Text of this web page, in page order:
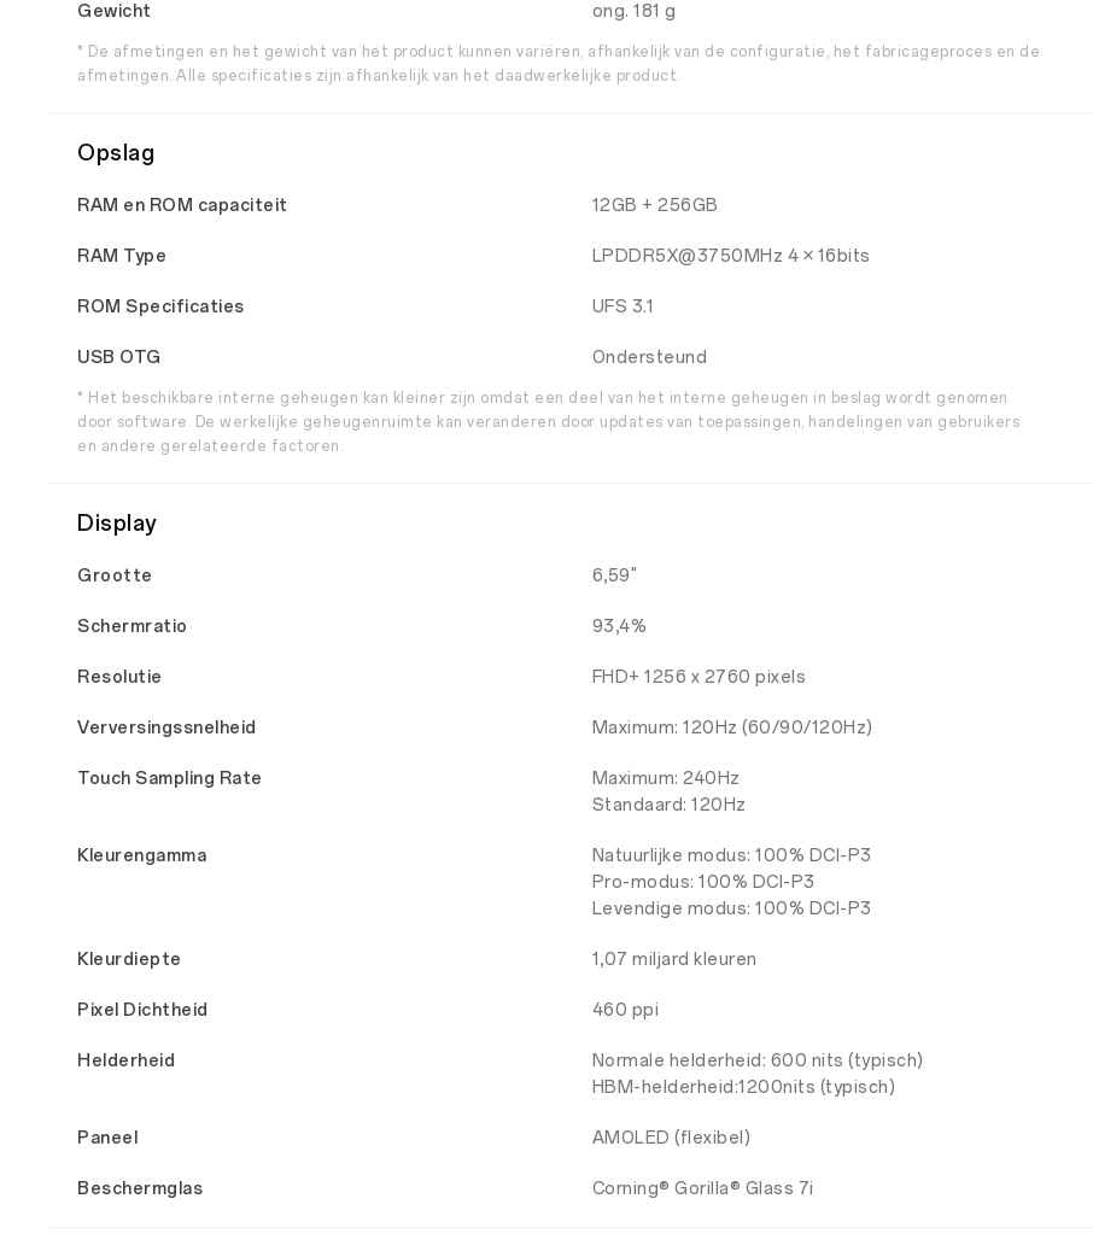
Gewicht ong. 181 g
* De afmetingen en het gewicht van het product kunnen variëren, afhankelijk van de configuratie, het fabricageproces en de
afmetingen. Alle specificaties zijn afhankelijk van het daadwerkelijke product.
Opslag
RAM en ROM capaciteit 12GB + 256GB
RAM Type LPDDR5X@3750MHz 4 × 16bits
ROM Specificaties UFS 3.1
USB OTG Ondersteund
* Het beschikbare interne geheugen kan kleiner zijn omdat een deel van het interne geheugen in beslag wordt genomen
door software. De werkelijke geheugenruimte kan veranderen door updates van toepassingen, handelingen van gebruikers
en andere gerelateerde factoren.
Display
Grootte 6,59"
Schermratio 93,4%
Resolutie FHD+ 1256 x 2760 pixels
Verversingssnelheid Maximum: 120Hz (60/90/120Hz)
Touch Sampling Rate
Maximum: 240Hz
Standaard: 120Hz
Kleurengamma
Natuurlijke modus: 100% DCI-P3
Pro-modus: 100% DCI-P3
Levendige modus: 100% DCI-P3
Kleurdiepte 1,07 miljard kleuren
Pixel Dichtheid 460 ppi
Helderheid
Normale helderheid: 600 nits (typisch)
HBM-helderheid:1200nits (typisch)
Paneel AMOLED (flexibel)
Beschermglas Corning® Gorilla® Glass 7i